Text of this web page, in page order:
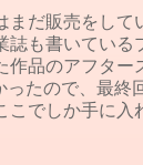
まだ販売をして
誌も書いている
品のアフター
ったので、最終
こでしか手に入